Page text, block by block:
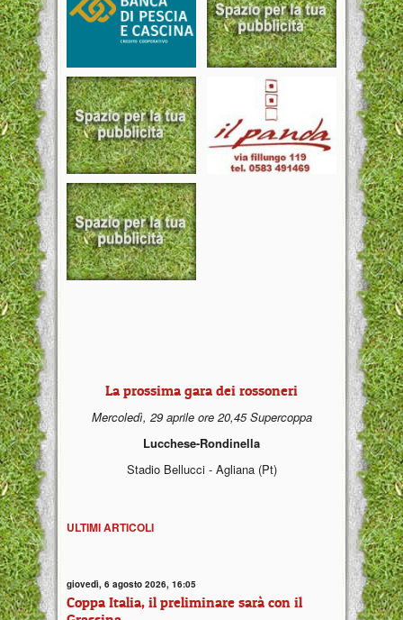
La prossima gara dei rossoneri
Mercoledì, 29 aprile ore 20,45 Supercoppa
Lucchese-Rondinella
Stadio Bellucci - Agliana (Pt)
ULTIMI ARTICOLI
giovedì, 6 agosto 2026, 16:05
Coppa Italia, il preliminare sarà con il